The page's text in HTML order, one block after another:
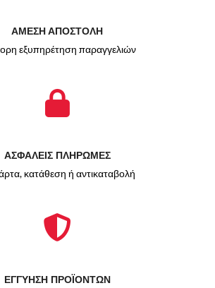
ΑΜΕΣΗ ΑΠΟΣΤΟΛΗ
εξυπηρέτηση παραγγελιών
ΑΣΦΑΛΕΙΣ ΠΛΗΡΩΜΕΣ
κατάθεση ή αντικαταβολή
ΕΓΓΥΗΣΗ ΠΡΟΪΟΝΤΩΝ